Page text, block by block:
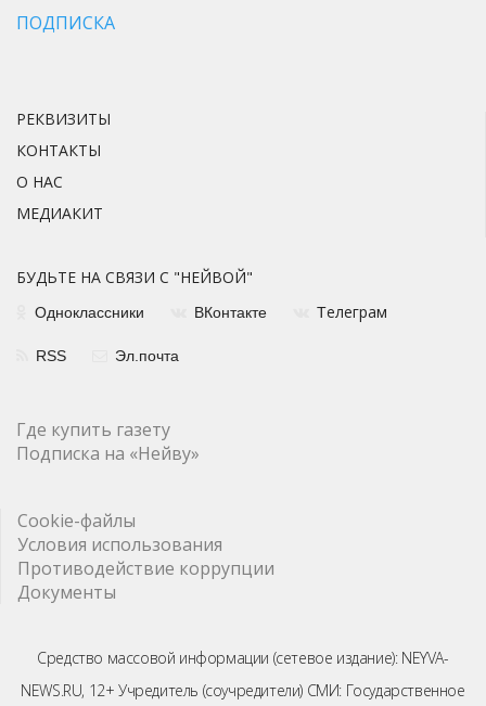
ПОДПИСКА
РЕКВИЗИТЫ
КОНТАКТЫ
О НАС
МЕДИАКИТ
БУДЬТЕ НА СВЯЗИ С "НЕЙВОЙ"
Одноклассники ВКонтакте Телеграм
RSS Эл.почта
Где купить газету
Подписка на «Нейву»
Cookie-файлы
Условия использования
Противодействие коррупции
Документы
Средство массовой информации (сетевое издание): NEYVA-
NEWS.RU, 12+ Учредитель (соучредители) СМИ: Государственное